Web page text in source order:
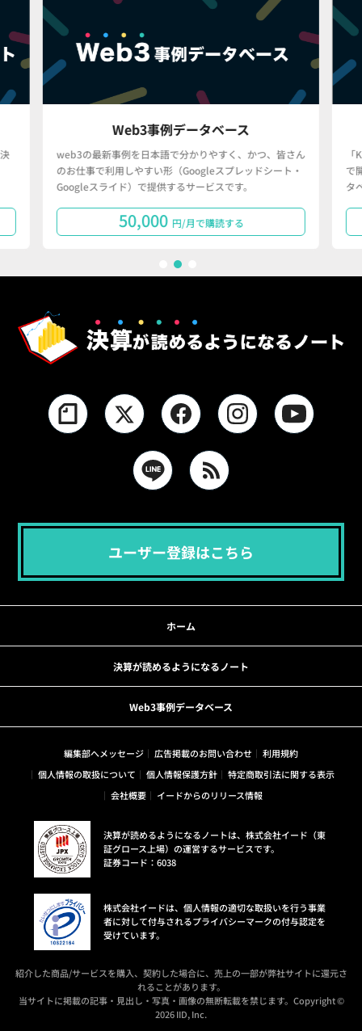
Web3事例データベース
web3の最新事例を日本語で分かりやすく、かつ、皆さん
のお仕事で利用しやすい形（Googleスプレッドシート・
Googleスライド）で提供するサービスです。
50,000 円/月で購読する
で
タ
ユーザー登録はこちら
ホーム
決算が読めるようになるノート
Web3事例データベース
編集部へメッセージ 広告掲載のお問い合わせ
利用規約
個人情報の取扱について
個人情報保護方針
特定商取引法に関する表示
会社概要
イードからのリリース情報
決算が読めるようになるノートは、株式会社イード（東
証グロース上場）の運営するサービスです。
証券コード：6038
株式会社イードは、個人情報の適切な取扱いを行う事業
者に対して付与されるプライバシーマークの付与認定を
受けています。
紹介した商品/サービスを購入、契約した場合に、売上の一部が弊社サイトに還元さ
れることがあります。
当サイトに掲載の記事・見出し・写真・画像の無断転載を禁じます。Copyright ©
2026 IID, Inc.